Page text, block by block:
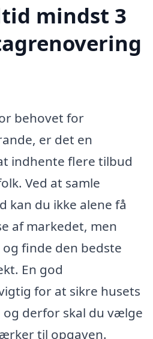
mindst 3
behovet for
er det en
indhente flere tilbud
Ved at samle
kan du ikke alene få
af markedet, men
finde den bedste
En god
for at sikre husets
derfor skal du vælge
til opgaven.